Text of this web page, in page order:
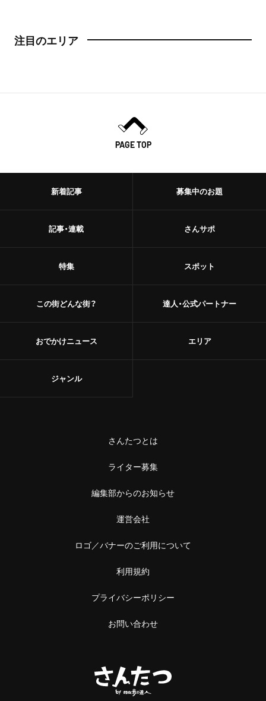
注目のエリア
PAGE TOP
新着記事
記事・連載
特集
この街どんな街？
おでかけニュース
募集中のお題
さんサポ
スポット
達人・公式パートナー
エリア
ジャンル
さんたつとは
ライター募集
編集部からのお知らせ
運営会社
ロゴ／バナーのご利用について
利用規約
プライバシーポリシー
お問い合わせ